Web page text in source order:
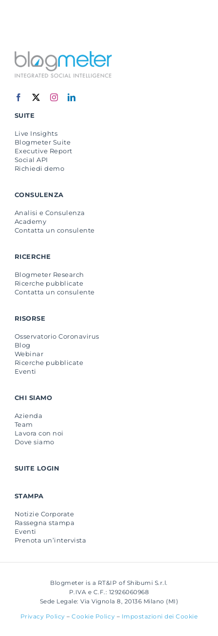
SUITE
Live Insights
Blogmeter Suite
Executive Report
Social API
Richiedi demo
CONSULENZA
Analisi e Consulenza
Academy
Contatta un consulente
RICERCHE
Blogmeter Research
Ricerche pubblicate
Contatta un consulente
RISORSE
Osservatorio Coronavirus
Blog
Webinar
Ricerche pubblicate
Eventi
CHI SIAMO
Azienda
Team
Lavora con noi
Dove siamo
SUITE LOGIN
STAMPA
Notizie Corporate
Rassegna stampa
Eventi
Prenota un’intervista
Blogmeter is a RT&IP of Shibumi S.r.l.
P.IVA e C.F.: 12926060968
Sede Legale: Via Vignola 8, 20136 Milano (MI)
Privacy Policy –Cookie Policy – Impostazioni dei Cookie